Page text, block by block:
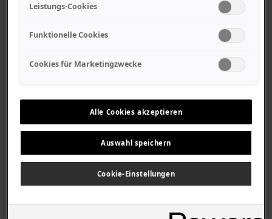
Geschäftszeiten
Stellenangebote
Geschichte
CUSTOMER INFO
Leistungs-Cookies
Funktionelle Cookies
Cookies für Marketingzwecke
Alle Cookies akzeptieren
Auswahl speichern
Cookie-Einstellungen